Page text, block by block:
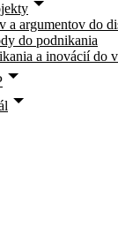
a argumentov do
do podnikania
a inovácií do